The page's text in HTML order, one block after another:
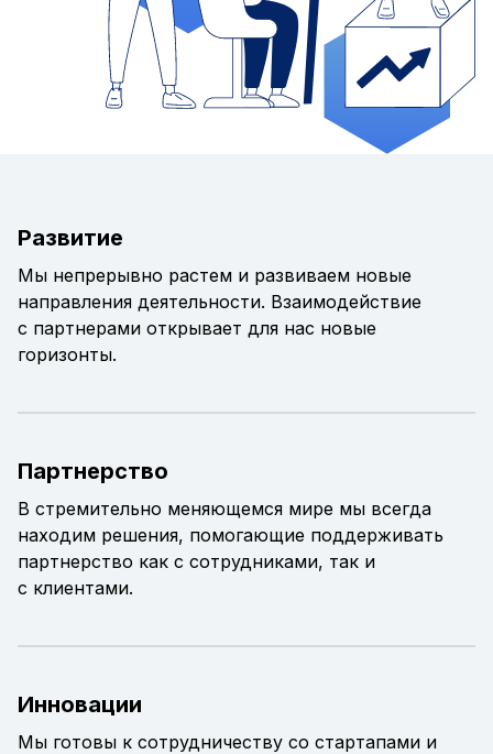
Развитие
Мы непрерывно растем и развиваем новые
направления деятельности. Взаимодействие
с партнерами открывает для нас новые
горизонты.
Партнерство
В стремительно меняющемся мире мы всегда
находим решения, помогающие поддерживать
партнерство как с сотрудниками, так и
с клиентами.
Инновации
Мы готовы к сотрудничеству со стартапами и